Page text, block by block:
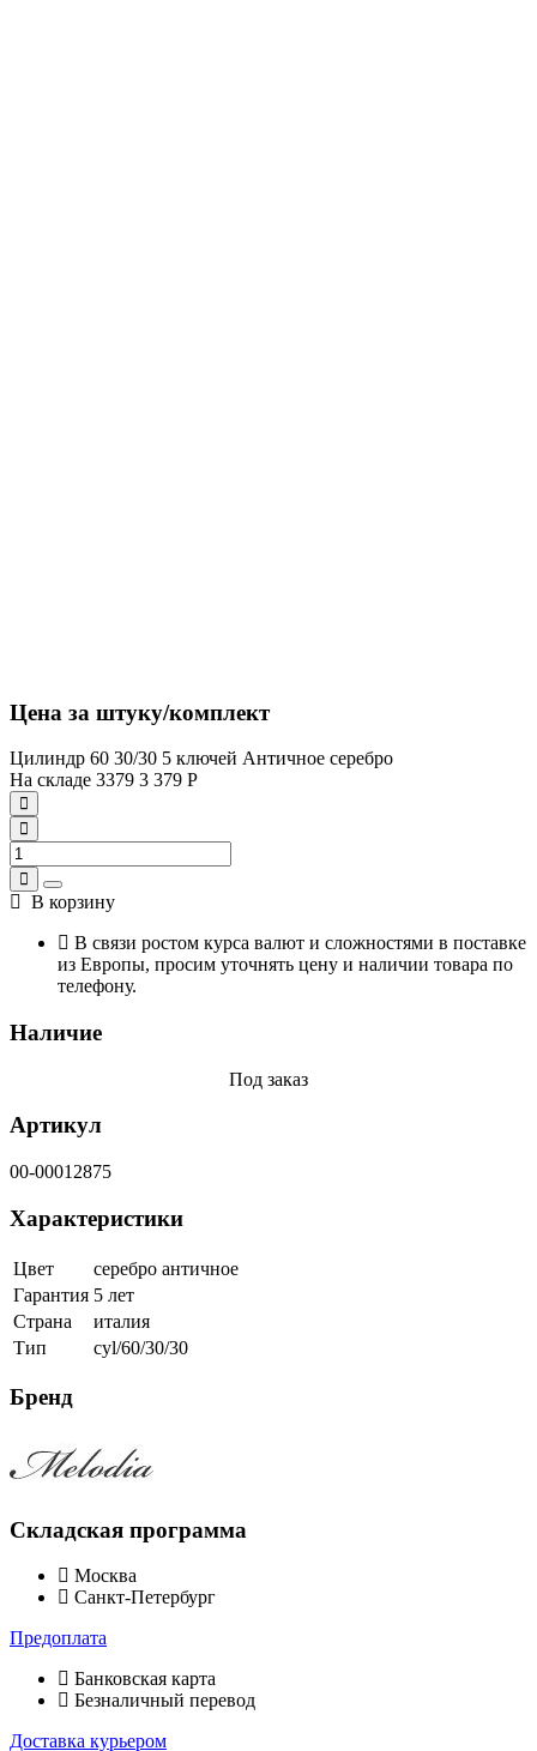
Цена за штуку/комплект
Цилиндр 60 30/30 5 ключей Античное серебро
На складе 3379 3 379 Р
В корзину
В связи ростом курса валют и сложностями в поставке
из Европы, просим уточнять цену и наличии товара по
телефону.
Наличие
Под заказ
Артикул
00-00012875
Характеристики
Цвет
серебро античное
Гарантия 5 лет
Страна
италия
Тип
cyl/60/30/30
Бренд
Складская программа
Москва
Санкт-Петербург
Предоплата
Банковская карта
Безналичный перевод
Доставка курьером